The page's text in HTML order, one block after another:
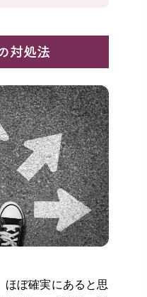
対処法
ほぼ確実にあると思